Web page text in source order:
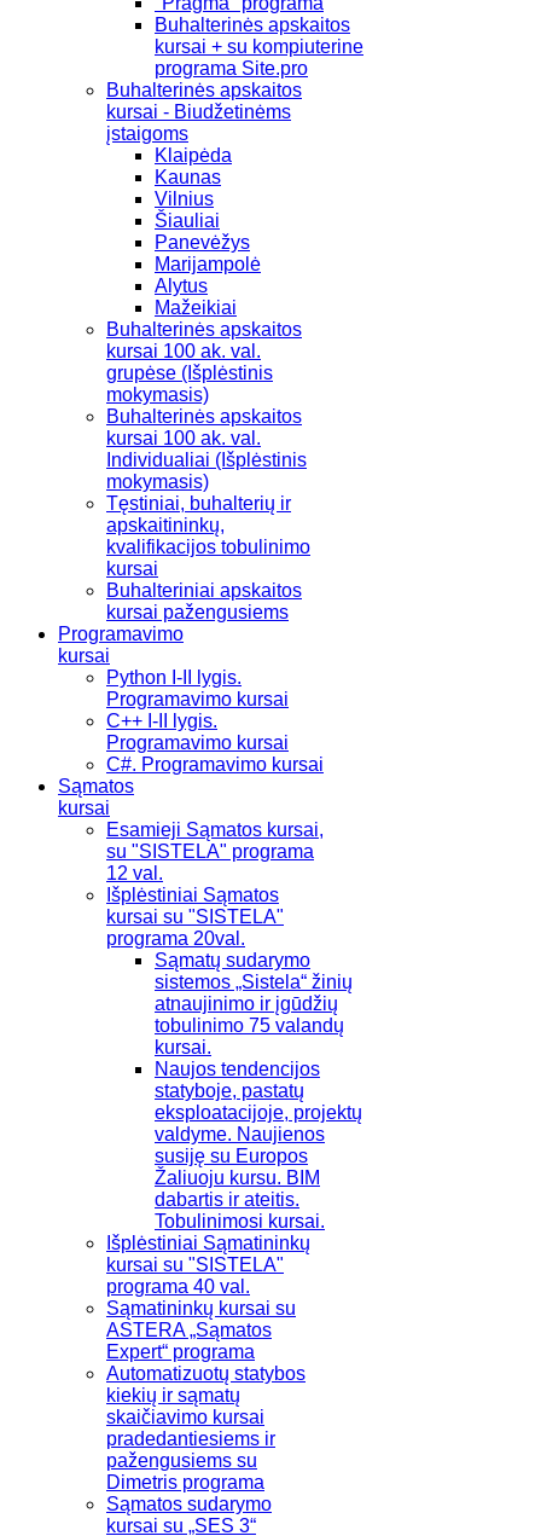
Buhalterinės apskaitos
kursai + su kompiuterine
programa Site.pro
Buhalterinės apskaitos
kursai - Biudžetinėms
įstaigoms
Klaipėda
Kaunas
Vilnius
Šiauliai
Panevėžys
Marijampolė
Alytus
Mažeikiai
Buhalterinės apskaitos
kursai 100 ak. val.
grupėse (Išplėstinis
mokymasis)
Buhalterinės apskaitos
kursai 100 ak. val.
Individualiai (Išplėstinis
mokymasis)
Tęstiniai, buhalterių ir
apskaitininkų,
kvalifikacijos tobulinimo
kursai
Buhalteriniai apskaitos
kursai pažengusiems
Programavimo
kursai
Python I-II lygis.
Programavimo kursai
C++ I-II lygis.
Programavimo kursai
C#. Programavimo kursai
Sąmatos
kursai
Esamieji Sąmatos kursai,
su "SISTELA" programa
12 val.
Išplėstiniai Sąmatos
kursai su "SISTELA"
programa 20val.
Sąmatų sudarymo
sistemos „Sistela“ žinių
atnaujinimo ir įgūdžių
tobulinimo 75 valandų
kursai.
Naujos tendencijos
statyboje, pastatų
eksploatacijoje, projektų
valdyme. Naujienos
susiję su Europos
Žaliuoju kursu. BIM
dabartis ir ateitis.
Tobulinimosi kursai.
Išplėstiniai Sąmatininkų
kursai su "SISTELA"
programa 40 val.
Sąmatininkų kursai su
ASTERA „Sąmatos
Expert“ programa
Automatizuotų statybos
kiekių ir sąmatų
skaičiavimo kursai
pradedantiesiems ir
pažengusiems su
Dimetris programa
Sąmatos sudarymo
kursai su „SES 3“